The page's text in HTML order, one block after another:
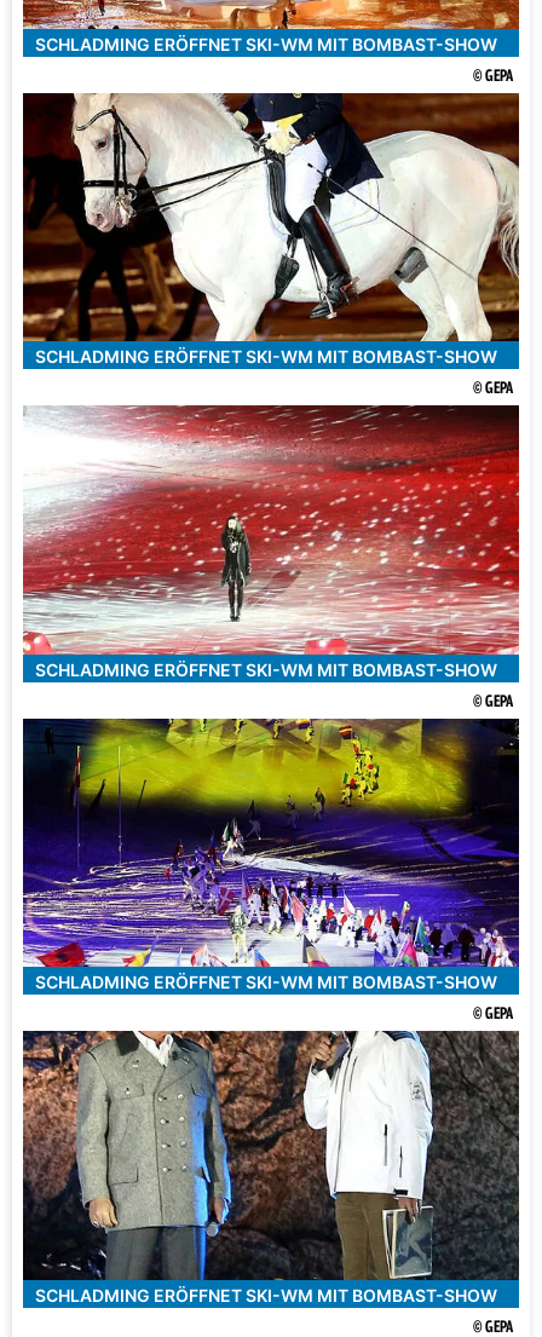
SCHLADMING ERÖFFNET SKI-WM MIT BOMBAST-SHOW
© GEPA
SCHLADMING ERÖFFNET SKI-WM MIT BOMBAST-SHOW
© GEPA
SCHLADMING ERÖFFNET SKI-WM MIT BOMBAST-SHOW
© GEPA
SCHLADMING ERÖFFNET SKI-WM MIT BOMBAST-SHOW
© GEPA
SCHLADMING ERÖFFNET SKI-WM MIT BOMBAST-SHOW
© GEPA